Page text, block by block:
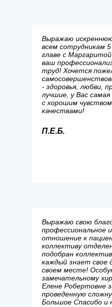
Выражаю
всем сотрудникам
главе с
ваш
труд! Хочется
- здоровья, любви,
лучшие, у Вас самая
с хорошим
качествами!
П.Е.Б.
Выражаю свою
профессиональное
отношение к
коллективу
подобран
каждый знает свое
своем месте!
замечательному
Елене Робертовне
проведенную
Большое Спасибо и